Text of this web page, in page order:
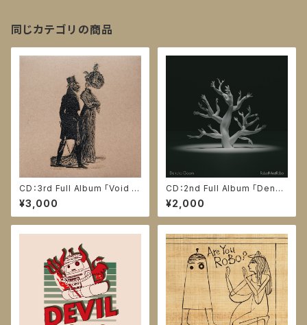
同じカテゴリの商品
CD：3rd Full Album 「Void C
uffs」
¥3,000
CD：2nd Full Album 「Dendr
o Goom」
¥2,000